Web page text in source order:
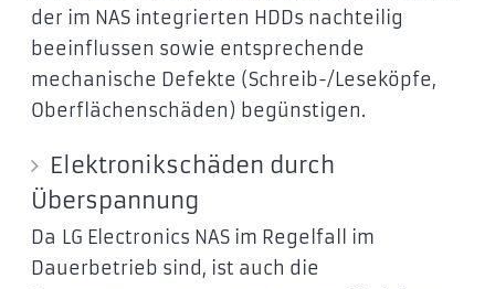
der im NAS integrierten HDDs nachteilig
beeinflussen sowie entsprechende
mechanische Defekte (Schreib-/Leseköpfe,
Oberflächenschäden) begünstigen.
Elektronikschäden durch
Überspannung
Da LG Electronics NAS im Regelfall im
Dauerbetrieb sind, ist auch die